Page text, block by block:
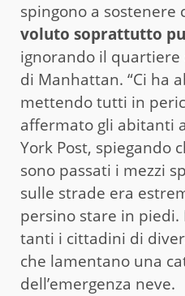
spingono a sostenere
voluto soprattutto
ignorando il quartiere
di Manhattan. “Ci ha
mettendo tutti in
affermato gli abitanti
York Post, spiegando
sono passati i mezzi
sulle strade era
persino stare in
tanti i cittadini di
che lamentano una
dell’emergenza neve.